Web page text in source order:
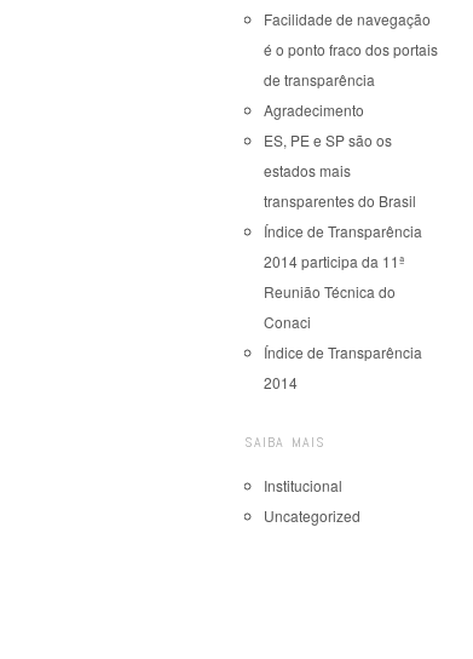
Facilidade de navegação
é o ponto fraco dos portais
de transparência
Agradecimento
ES, PE e SP são os
estados mais
transparentes do Brasil
Índice de Transparência
2014 participa da 11ª
Reunião Técnica do
Conaci
Índice de Transparência
2014
SAIBA MAIS
Institucional
Uncategorized